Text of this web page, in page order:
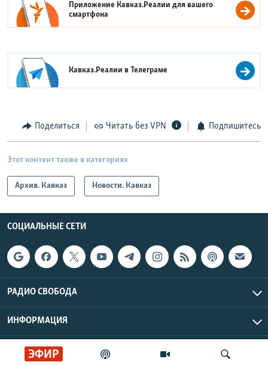
ЭФИР
Приложение Кавказ.Реалии для вашего
смартфона
Кавказ.Реалии вТелеграме
Поделиться Читать без VPN Подпишитесь
Этот контент также в категориях
Архив. Кавказ Новости. Кавказ
СОЦИАЛЬНЫЕ СЕТИ
РАДИО СВОБОДА
ИНФОРМАЦИЯ
Радио Свобода © 2026 RFE/RL, Inc. | Все права защищены.